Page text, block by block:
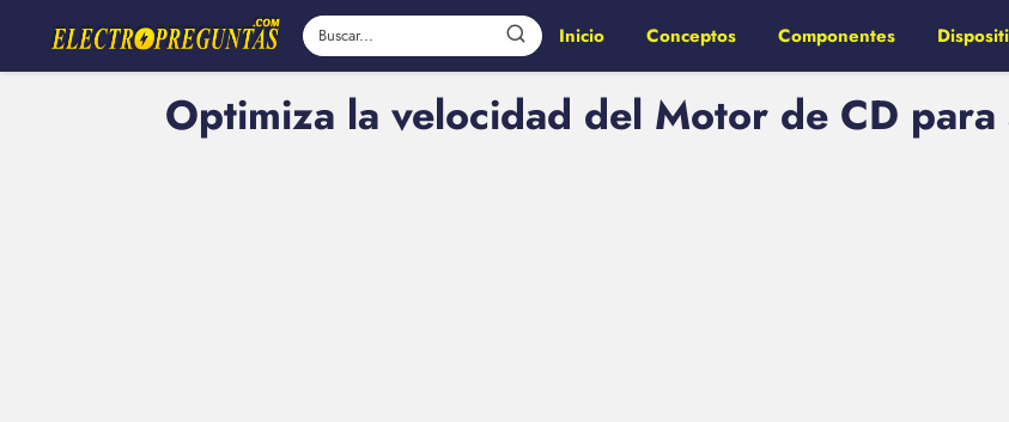
Inicio Conceptos Componentes
Optimiza la velocidad del Motor de CD para